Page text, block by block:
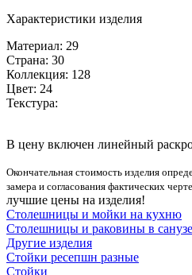
Характеристики изделия
Материал: 29
Страна: 30
Коллекция: 128
Цвет: 24
Текстура:
В цену включен линейный
Окончательная стоимость изделия
замера и согласования фактических
лучшие цены на изделия!
Столешницы и мойки на кухню
Столешницы и раковины в
Другие изделия
Стойки ресепшн разные
Стойки